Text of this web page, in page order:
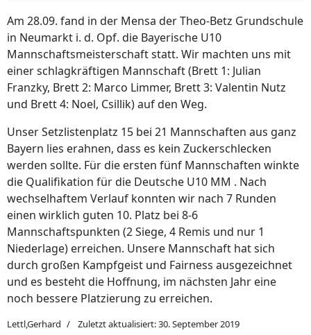
Am 28.09. fand in der Mensa der Theo-Betz Grundschule
in Neumarkt i. d. Opf. die Bayerische U10
Mannschaftsmeisterschaft statt. Wir machten uns mit
einer schlagkräftigen Mannschaft (Brett 1: Julian
Franzky, Brett 2: Marco Limmer, Brett 3: Valentin Nutz
und Brett 4: Noel, Csillik) auf den Weg.
Unser Setzlistenplatz 15 bei 21 Mannschaften aus ganz
Bayern lies erahnen, dass es kein Zuckerschlecken
werden sollte. Für die ersten fünf Mannschaften winkte
die Qualifikation für die Deutsche U10 MM . Nach
wechselhaftem Verlauf konnten wir nach 7 Runden
einen wirklich guten 10. Platz bei 8-6
Mannschaftspunkten (2 Siege, 4 Remis und nur 1
Niederlage) erreichen. Unsere Mannschaft hat sich
durch großen Kampfgeist und Fairness ausgezeichnet
und es besteht die Hoffnung, im nächsten Jahr eine
noch bessere Platzierung zu erreichen.
Lettl,Gerhard Zuletzt aktualisiert: 30. September 2019